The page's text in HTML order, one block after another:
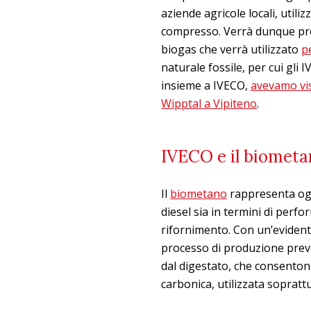
aziende agricole locali,
compresso. Verrà dunque
biogas che verrà utilizzato
naturale fossile, per cui gli
insieme a IVECO, avevamo
Wipptal a Vipiteno.
IVECO e il
Il biometano rappresenta
diesel sia in termini di
rifornimento. Con
processo di produzione
dal digestato, che
carbonica, utilizzata